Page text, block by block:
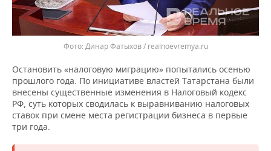
Динар Фатыхов / realnoevremya.ru
Остановить «налоговую миграцию» попытались осенью
прошлого года. По инициативе властей Татарстана были
внесены существенные изменения в Налоговый кодекс
РФ, суть которых сводилась к выравниванию налоговых
ставок при смене места регистрации бизнеса в первые
три года.